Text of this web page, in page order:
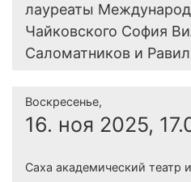
лауреаты
Чайковского София
Саломатников и
Воскресенье,
16. ноя 2025,
Саха академический театр